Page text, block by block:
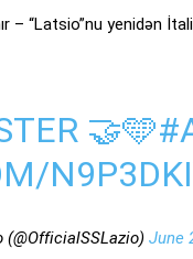
– “Latsio”nu yenidən
🤝🩵
(@OfficialSSLazio) June